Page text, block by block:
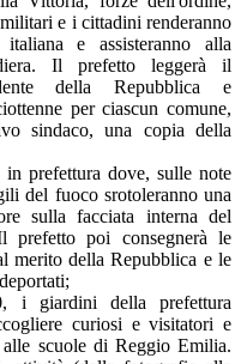
e i cittadini renderanno
e assisteranno alla
Il prefetto leggerà il
della Repubblica e
per ciascun comune,
sindaco, una copia della
in prefettura dove, sulle note
del fuoco srotoleranno una
sulla facciata interna del
prefetto poi consegnerà le
merito della Repubblica e le
i giardini della prefettura
curiosi e visitatori e
alle scuole di Reggio Emilia.